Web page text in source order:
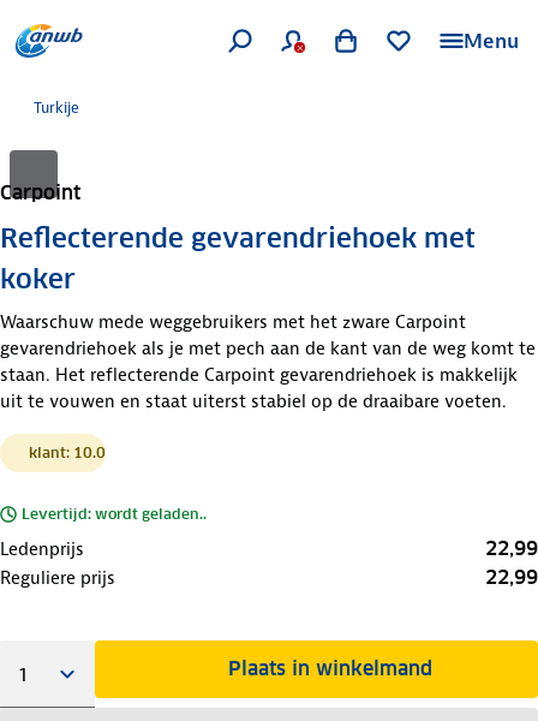
Menu
Turkije
Carpoint
Reflecterende gevarendriehoek met
koker
Waarschuw mede weggebruikers met het zware Carpoint
gevarendriehoek als je met pech aan de kant van de weg komt te
staan. Het reflecterende Carpoint gevarendriehoek is makkelijk
uit te vouwen en staat uiterst stabiel op de draaibare voeten.
klant: 10.0
Levertijd: wordt geladen..
Ledenprijs 22,99
Reguliere prijs 22,99
Plaats in winkelmand